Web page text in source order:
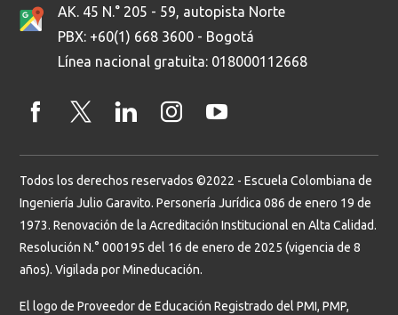
AK. 45 N.° 205 - 59, autopista Norte
PBX: +60(1) 668 3600 - Bogotá
Línea nacional gratuita: 018000112668
Todos los derechos reservados ©2022 - Escuela Colombiana de
Ingeniería Julio Garavito. Personería Jurídica 086 de enero 19 de
1973. Renovación de la Acreditación Institucional en Alta Calidad.
Resolución N.° 000195 del 16 de enero de 2025 (vigencia de 8
años). Vigilada por Mineducación.
El logo de Proveedor de Educación Registrado del PMI, PMP,